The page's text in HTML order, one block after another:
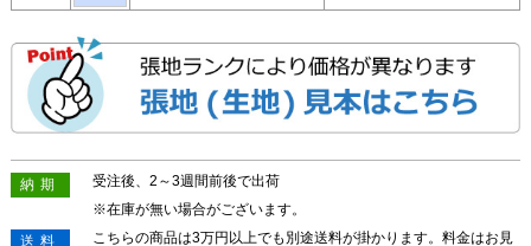
納期
受注後、2～3週間前後で出荷
※在庫が無い場合がございます。
送料
こちらの商品は3万円以上でも別途送料が掛かります。料金はお見